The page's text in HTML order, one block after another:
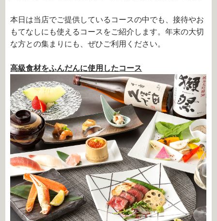
本日は当店でご提供しているコースの中でも、接待やお
もてなしにも使えるコースをご紹介します。年末の大切
な方との集まりにも、ぜひご利用ください。
高級食材をふんだんに使用したコース